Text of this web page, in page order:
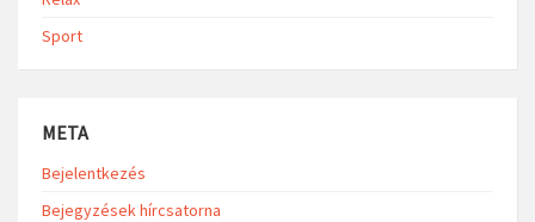
Sport
META
Bejelentkezés
Bejegyzések hírcsatorna